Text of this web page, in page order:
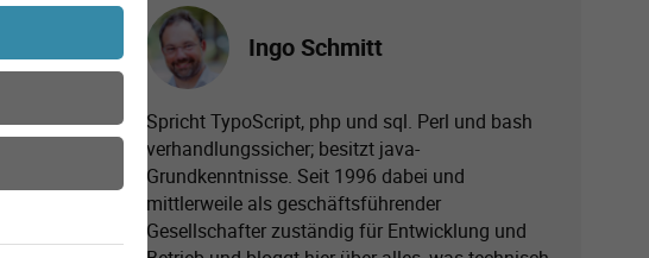
Ingo Schmitt
Spricht TypoScript, php und sql. Perl und bash
verhandlungssicher; besitzt java-
Grundkenntnisse. Seit 1996 dabei und
mittlerweile als geschäftsführender
Gesellschafter zuständig für Entwicklung und